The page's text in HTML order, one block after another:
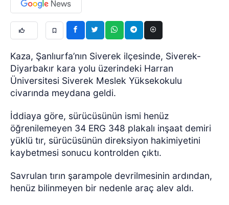
Kaza, Şanlıurfa’nın Siverek ilçesinde, Siverek-
Diyarbakır kara yolu üzerindeki Harran
Üniversitesi Siverek Meslek Yüksekokulu
civarında meydana geldi.
İddiaya göre, sürücüsünün ismi henüz
öğrenilemeyen 34 ERG 348 plakalı inşaat demiri
yüklü tır, sürücüsünün direksiyon hakimiyetini
kaybetmesi sonucu kontrolden çıktı.
Savrulan tırın şarampole devrilmesinin ardından,
henüz bilinmeyen bir nedenle araç alev aldı.